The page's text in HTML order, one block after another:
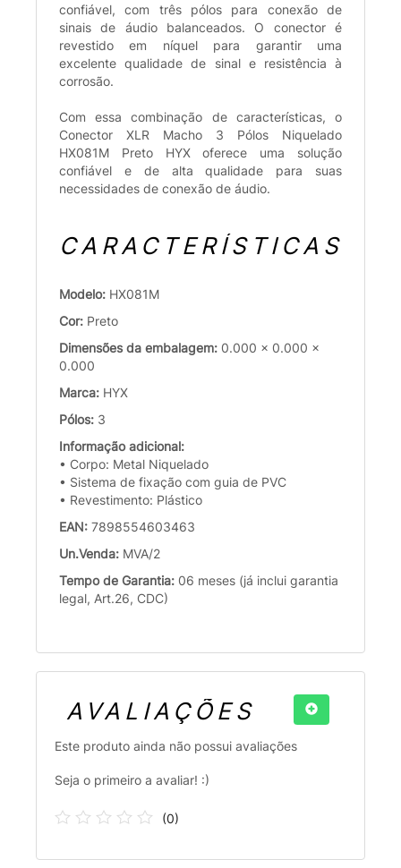
confiável, com três pólos para conexão de
sinais de áudio balanceados. O conector é
revestido em níquel para garantir uma
excelente qualidade de sinal e resistência à
corrosão.
Com essa combinação de características, o
Conector XLR Macho 3 Pólos Niquelado
HX081M Preto HYX oferece uma solução
confiável e de alta qualidade para suas
necessidades de conexão de áudio.
CARACTERÍSTICAS
Modelo: HX081M
Cor: Preto
Dimensões da embalagem: 0.000 x 0.000 x
0.000
Marca: HYX
Pólos: 3
Informação adicional:
• Corpo: Metal Niquelado
• Sistema de fixação com guia de PVC
• Revestimento: Plástico
EAN: 7898554603463
Un.Venda: MVA/2
Tempo de Garantia: 06 meses (já inclui garantia
legal, Art.26, CDC)
AVALIAÇÕES
Este produto ainda não possui avaliações
Seja o primeiro a avaliar! :)
(0)